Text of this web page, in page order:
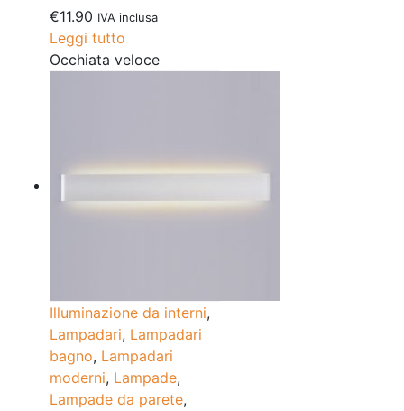
€11.90 IVA inclusa
Leggi tutto
Occhiata veloce
Illuminazione da interni,
Lampadari, Lampadari
bagno, Lampadari
moderni, Lampade,
Lampade da parete,